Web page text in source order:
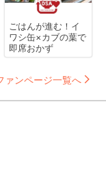
ごはんが進む！イ
ワシ缶×カブの葉で
即席おかず
ァンページ一覧へ